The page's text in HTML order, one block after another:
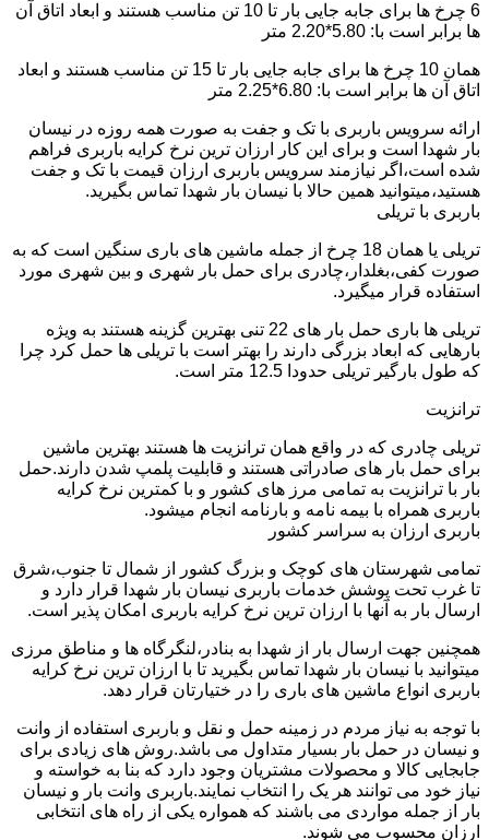
6 چرخ ها برای جابه جایی بار تا 10 تن مناسب هستند و ابعاد اتاق آن
ها برابر است با: 5.80*2.20 متر
همان 10 چرخ ها برای جابه جایی بار تا 15 تن مناسب هستند و ابعاد
اتاق آن ها برابر است با: 6.80*2.25 متر
ارائه سرویس باربری با تک و جفت به صورت همه روزه در نیسان
بار شهدا است و برای این کار ارزان ترین نرخ کرایه باربری فراهم
شده است،اگر نیازمند سرویس باربری ارزان قیمت با تک و جفت
هستید،میتوانید همین حالا با نیسان بار شهدا تماس بگیرید.
باربری با تریلی
تریلی یا همان 18 چرخ از جمله ماشین های باری سنگین است که به
صورت کفی،بغلدار،چادری برای حمل بار شهری و بین شهری مورد
استفاده قرار میگیرد.
تریلی ها باری حمل بار های 22 تنی بهترین گزینه هستند به ویژه
بارهایی که ابعاد بزرگی دارند را بهتر است با تریلی ها حمل کرد چرا
که طول بارگیر تریلی حدودا 12.5 متر است.
ترانزیت
تریلی چادری که در واقع همان ترانزیت ها هستند بهترین ماشین
برای حمل بار های صادراتی هستند و قابلیت پلمپ شدن دارند.حمل
بار با ترانزیت به تمامی مرز های کشور و با کمترین نرخ کرایه
باربری همراه با بیمه نامه و بارنامه انجام میشود.
باربری ارزان به سراسر کشور
تمامی شهرستان های کوچک و بزرگ کشور از شمال تا جنوب،شرق
تا غرب تحت پوشش خدمات باربری نیسان بار شهدا قرار دارد و
ارسال بار به آنها با ارزان ترین نرخ کرایه باربری امکان پذیر است.
همچنین جهت ارسال بار از شهدا به بنادر،لنگرگاه ها و مناطق مرزی
میتوانید با نیسان بار شهدا تماس بگیرید تا با ارزان ترین نرخ کرایه
باربری انواع ماشین های باری را در ختیارتان قرار دهد.
با توجه به نیاز مردم در زمینه حمل و نقل و باربری استفاده از وانت
و نیسان در حمل بار بسیار متداول می باشد.روش های زیادی برای
جابجایی کالا و محصولات مشتریان وجود دارد که بنا به خواسته و
نیاز خود می توانند هر یک را انتخاب نمایند.باربری وانت بار و نیسان
بار از جمله مواردی می باشند که همواره یکی از راه های انتخابی
ارزان محسوب می شوند.